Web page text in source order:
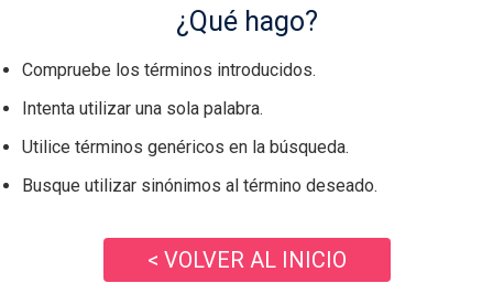
¿Qué hago?
Compruebe los términos introducidos.
Intenta utilizar una sola palabra.
Utilice términos genéricos en la búsqueda.
Busque utilizar sinónimos al término deseado.
< VOLVER AL INICIO